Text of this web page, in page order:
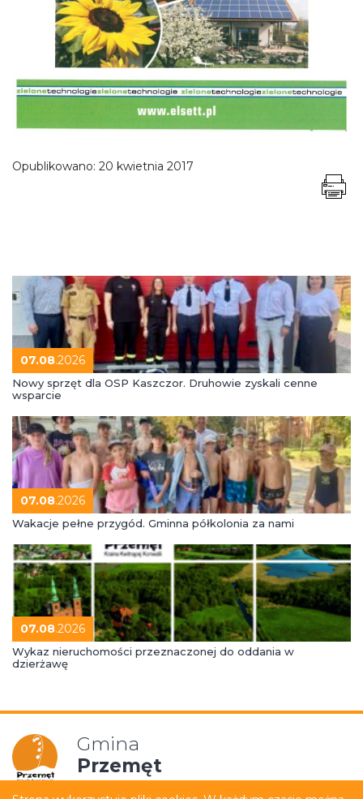
Opublikowano: 20 kwietnia 2017
07.08.2026
Nowy sprzęt dla OSP Kaszczor. Druhowie zyskali cenne
wsparcie
07.08.2026
Wakacje pełne przygód. Gminna półkolonia za nami
07.08.2026
Wykaz nieruchomości przeznaczonej do oddania w
dzierżawę
Gmina
Przemęt